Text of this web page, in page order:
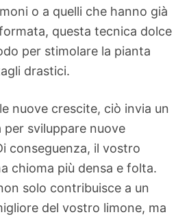
o a quelli che hanno già
questa tecnica dolce
per stimolare la pianta
drastici.
nuove crescite, ciò invia un
per sviluppare nuove
conseguenza, il vostro
chioma più densa e folta.
solo contribuisce a un
del vostro limone, ma